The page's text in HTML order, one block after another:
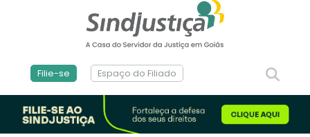
Filie-se Espaço do Filiado